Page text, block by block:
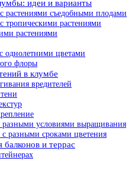
идеи и варианты
растениями съедобными плодами
тропическими растениями
растениями
однолетними цветами
флоры
в клумбе
вредителей
разными условиями выращивания
разными сроками цветения
и террас